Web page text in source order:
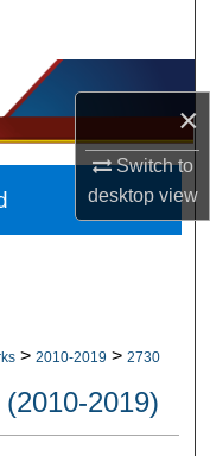
×
Switch to
desktopview
> 2010-2019 > 2730
2019)